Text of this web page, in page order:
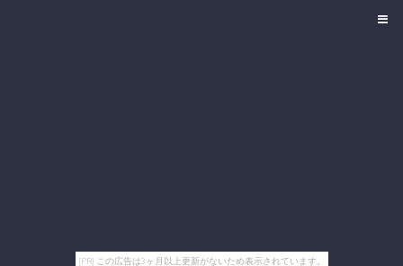
[PR] この広告は3ヶ月以上更新がないため表示されています。